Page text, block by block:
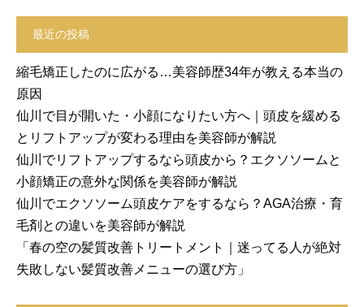
最近の投稿
縮毛矯正したのに広がる…美容師歴34年が教える本当の
原因
仙川で目が開いた・小顔になりたい方へ｜頭皮を緩める
とリフトアップが変わる理由を美容師が解説
仙川でリフトアップするなら頭皮から？エクソソームと
小顔矯正の意外な関係を美容師が解説
仙川でエクソソーム頭皮ケアをするなら？AGA治療・育
毛剤との違いを美容師が解説
「春の空の髪質改善トリートメント｜迷ってる人が絶対
失敗しない髪質改善メニューの選び方」